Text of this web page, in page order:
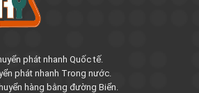
phát nhanh Quốc tế.
phát nhanh Trong nước.
hàng bằng đường Biển.